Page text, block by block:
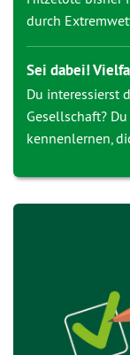
durch
Sei dabei!
Du interessierst
Gesellschaft?
kennenlernen,